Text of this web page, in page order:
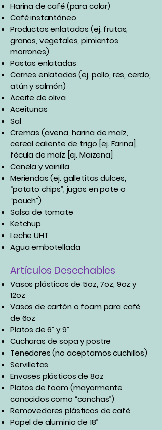
Harina de café (para colar)
Café instantáneo
Productos enlatados (ej. frutas,
granos, vegetales, pimientos
morrones)
Pastas enlatadas
Carnes enlatadas (ej. pollo, res, cerdo,
atún y salmón)
Aceite de oliva
Aceitunas
Sal
Cremas (avena, harina de maíz,
cereal caliente de trigo [ej. Farina],
fécula de maíz [ej. Maizena]
Canela y vainilla
Meriendas (ej. galletitas dulces,
“potato chips”, jugos en pote o
“pouch”)
Salsa de tomate
Ketchup
Leche UHT
Agua embotellada
Artículos Desechables
Vasos plásticos de 5oz, 7oz, 9oz y
12oz
Vasos de cartón o foam para café
de 6oz
Platos de 6” y 9”
Cucharas de sopa y postre
Tenedores (no aceptamos cuchillos)
Servilletas
Envases plásticos de 8oz
Platos de foam (mayormente
conocidos como “conchas”)
Removedores plásticos de café
Papel de aluminio de 18”